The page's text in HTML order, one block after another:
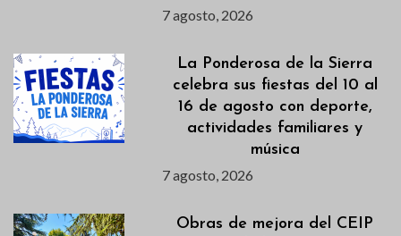
7 agosto, 2026
La Ponderosa de la Sierra
celebra sus fiestas del 10 al
16 de agosto con deporte,
actividades familiares y
música
7 agosto, 2026
Obras de mejora del CEIP